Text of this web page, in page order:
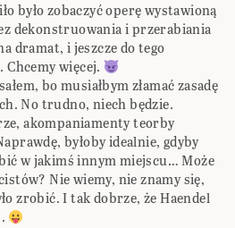
było zobaczyć operę wystawioną
dekonstruowania i przerabiania
dramat, i jeszcze do tego
więcej.
bo musiałbym złamać zasadę
No trudno, niech będzie.
akompaniamenty teorby
byłoby idealnie, gdyby
w jakimś innym miejscu… Może
Nie wiemy, nie znamy się,
zrobić. I tak dobrze, że Haendel